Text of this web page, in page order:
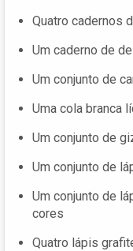
Quatro cadernos
Um caderno de
Um conjunto de
Uma cola branca
Um conjunto de
Um conjunto de
Um conjunto de
cores
Quatro lápis